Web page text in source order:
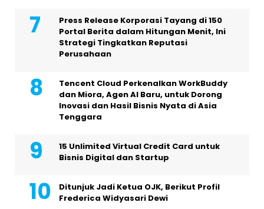
Press Release Korporasi Tayang di 150
Portal Berita dalam Hitungan Menit, Ini
Strategi Tingkatkan Reputasi
Perusahaan
Tencent Cloud Perkenalkan WorkBuddy
dan Miora, Agen AI Baru, untuk Dorong
Inovasi dan Hasil Bisnis Nyata di Asia
Tenggara
15 Unlimited Virtual Credit Card untuk
Bisnis Digital dan Startup
Ditunjuk Jadi Ketua OJK, Berikut Profil
Frederica Widyasari Dewi